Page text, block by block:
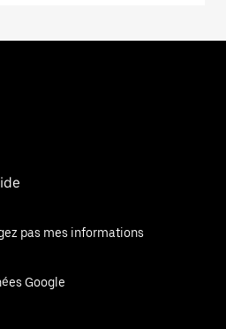
pas mes informations
Google